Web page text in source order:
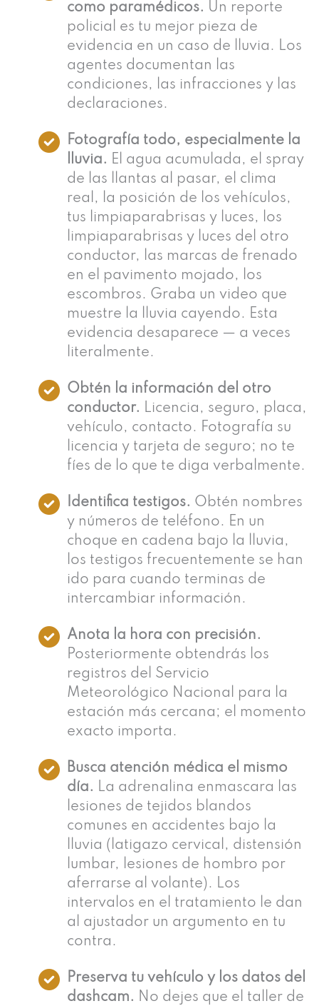
como paramédicos. Un reporte
policial es tu mejor pieza de
evidencia en un caso de lluvia. Los
agentes documentan las
condiciones, las infracciones y las
declaraciones.
Fotografía todo, especialmente la
lluvia. El agua acumulada, el spray
de las llantas al pasar, el clima
real, la posición de los vehículos,
tus limpiaparabrisas y luces, los
limpiaparabrisas y luces del otro
conductor, las marcas de frenado
en el pavimento mojado, los
escombros. Graba un video que
muestre la lluvia cayendo. Esta
evidencia desaparece — a veces
literalmente.
Obtén la información del otro
conductor. Licencia, seguro, placa,
vehículo, contacto. Fotografía su
licencia y tarjeta de seguro; no te
fíes de lo que te diga verbalmente.
Identifica testigos. Obtén nombres
y números de teléfono. En un
choque en cadena bajo la lluvia,
los testigos frecuentemente se han
ido para cuando terminas de
intercambiar información.
Anota la hora con precisión.
Posteriormente obtendrás los
registros del Servicio
Meteorológico Nacional para la
estación más cercana; el momento
exacto importa.
Busca atención médica el mismo
día. La adrenalina enmascara las
lesiones de tejidos blandos
comunes en accidentes bajo la
lluvia (latigazo cervical, distensión
lumbar, lesiones de hombro por
aferrarse al volante). Los
intervalos en el tratamiento le dan
al ajustador un argumento en tu
contra.
Preserva tu vehículo y los datos del
dashcam. No dejes que el taller de